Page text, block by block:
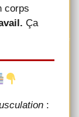
corps
Ça
: